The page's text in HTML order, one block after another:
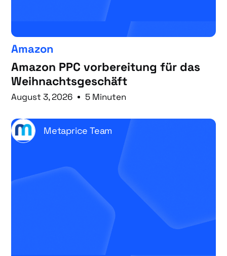
Amazon
Amazon PPC vorbereitung für das
Weihnachtsgeschäft
August 3, 2026 5 Minuten
Metaprice Team